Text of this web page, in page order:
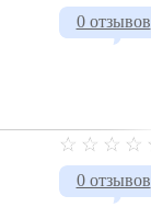
0 отзывов
0 отзывов